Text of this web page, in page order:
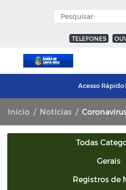
TELEFONES
Acesso Rápido
Início Notícias
Todas
Gerais
Registros de